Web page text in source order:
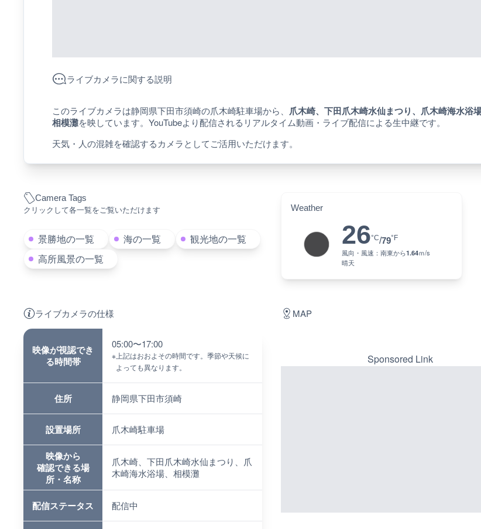
Camera Tags
クリックして各一覧をご覧いただけます
景勝地の一覧 海の一覧
観光地の一覧
高所風景の一覧
Weather
26°C/79°F
風向・風速： 南東から1.64ｍ/s
晴天
ライブカメラに関する説明
このライブカメラは静岡県下田市須崎の爪木崎駐車場から、 爪木崎、下田爪木崎水仙まつり、爪木崎海水浴場
相模灘を映しています。YouTubeより配信されるリアルタイム動画・ライブ配信による生中継です。
天気・人の混雑を確認するカメラとしてご活用いただけます。
ライブカメラの仕様
映像が視認でき
る時間帯
05:00〜17:00
※ 上記はおおよその時間です。季節や天候に
よっても異なります。
住所 静岡県下田市須崎
設置場所 爪木崎駐車場
映像から
確認できる場
所・名称
爪木崎、下田爪木崎水仙まつり、爪
木崎海水浴場、相模灘
配信ステータス 配信中
MAP
Sponsored Link